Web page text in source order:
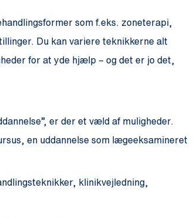
som f.eks. zoneterapi,
Du kan variere teknikkerne alt
for at yde hjælp – og det er jo det,
er der et væld af muligheder.
en uddannelse som lægeeksamineret
klinikvejledning,